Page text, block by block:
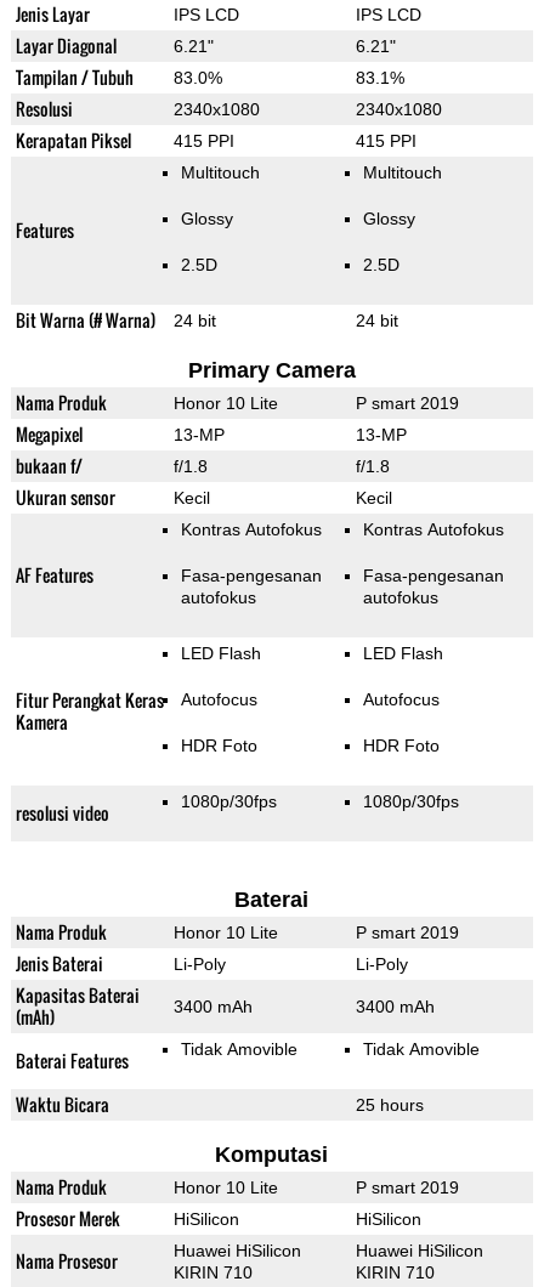
Jenis Layar IPS LCD IPS LCD
Layar Diagonal 6.21" 6.21"
Tampilan / Tubuh 83.0% 83.1%
Resolusi 2340x1080 2340x1080
Kerapatan Piksel 415 PPI 415 PPI
Features
Multitouch
Glossy
2.5D
Multitouch
Glossy
2.5D
Bit Warna (# Warna) 24 bit 24 bit
Primary Camera
Nama Produk Honor 10 Lite P smart 2019
Megapixel 13-MP 13-MP
bukaan f/ f/1.8 f/1.8
Ukuran sensor Kecil Kecil
AF Features
Kontras Autofokus
Fasa-pengesanan
autofokus
Kontras Autofokus
Fasa-pengesanan
autofokus
Fitur Perangkat Keras
Kamera
LED Flash
Autofocus
HDR Foto
LED Flash
Autofocus
HDR Foto
resolusi video 1080p/30fps 1080p/30fps
Baterai
Nama Produk Honor 10 Lite P smart 2019
Jenis Baterai Li-Poly Li-Poly
Kapasitas Baterai
(mAh)
3400 mAh 3400 mAh
Baterai Features Tidak Amovible Tidak Amovible
Waktu Bicara 25 hours
Komputasi
Nama Produk Honor 10 Lite P smart 2019
Prosesor Merek HiSilicon HiSilicon
Nama Prosesor
Huawei HiSilicon
KIRIN 710
Huawei HiSilicon
KIRIN 710